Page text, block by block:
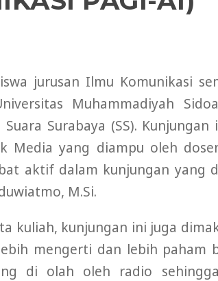
jurusan Ilmu Komunikasi
Muhammadiyah
Surabaya (SS).
Media yang diampu oleh
aktif dalam kunjungan yang
M.Si.
kuliah, kunjungan ini juga
mengerti dan lebih paham
di olah oleh radio